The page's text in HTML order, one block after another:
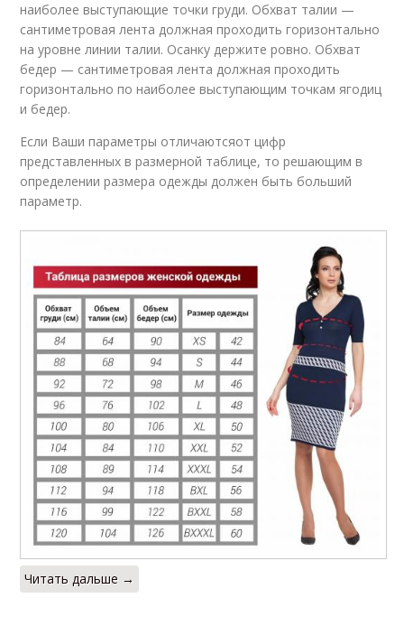
наиболее выступающие точки груди. Обхват талии —
сантиметровая лента должная проходить горизонтально
на уровне линии талии. Осанку держите ровно. Обхват
бедер — сантиметровая лента должная проходить
горизонтально по наиболее выступающим точкам ягодиц
и бедер.
Если Ваши параметры отличаютсяот цифр
представленных в размерной таблице, то решающим в
определении размера одежды должен быть больший
параметр.
Читать дальше →